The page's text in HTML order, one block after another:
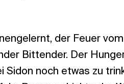
der Feuer
Bittender. Der
Sidon noch etwas zu